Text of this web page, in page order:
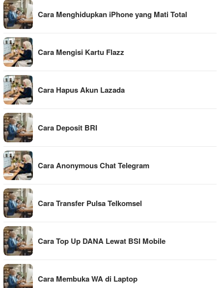
Cara Menghidupkan iPhone yang Mati Total
Cara Mengisi Kartu Flazz
Cara Hapus Akun Lazada
Cara Deposit BRI
Cara Anonymous Chat Telegram
Cara Transfer Pulsa Telkomsel
Cara Top Up DANA Lewat BSI Mobile
Cara Membuka WA di Laptop